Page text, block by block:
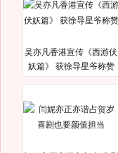
吴亦凡香港宣传《西游伏
妖篇》 获徐导星爷称赞